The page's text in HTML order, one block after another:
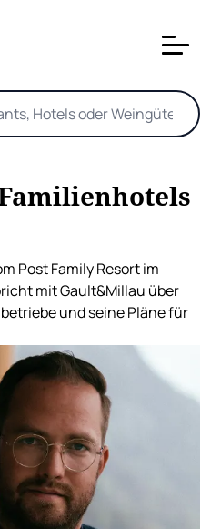
Post Family Resort im
mit Gault&Millau über
und seine Pläne für